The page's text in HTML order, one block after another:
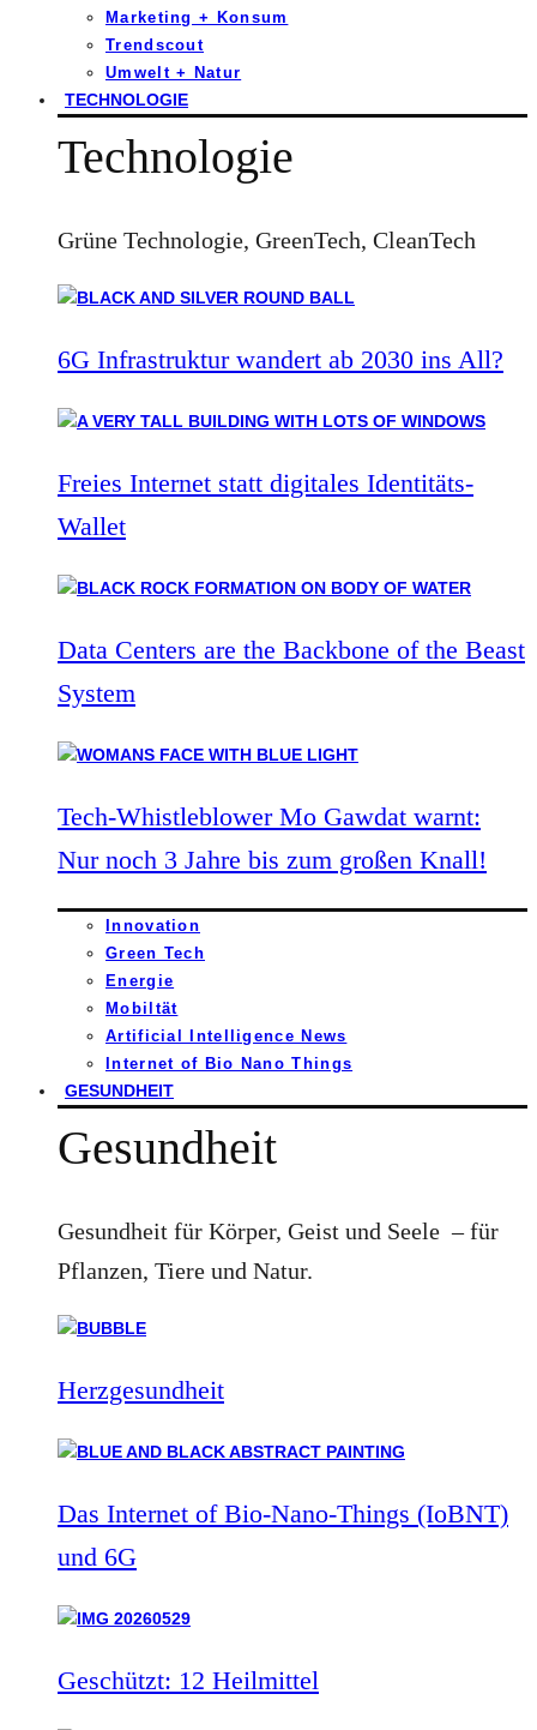
Marketing + Konsum
Trendscout
Umwelt + Natur
TECHNOLOGIE
Technologie
Grüne Technologie, GreenTech, CleanTech
6G Infrastruktur wandert ab 2030 ins All?
Freies Internet statt digitales Identitäts-
Wallet
Data Centers are the Backbone of the Beast
System
Tech-Whistleblower Mo Gawdat warnt:
Nur noch 3 Jahre bis zum großen Knall!
Innovation
Green Tech
Energie
Mobiltät
Artificial Intelligence News
Internet of Bio Nano Things
GESUNDHEIT
Gesundheit
Gesundheit für Körper, Geist und Seele – für
Pflanzen, Tiere und Natur.
Herzgesundheit
Das Internet of Bio-Nano-Things (IoBNT)
und 6G
Geschützt: 12 Heilmittel